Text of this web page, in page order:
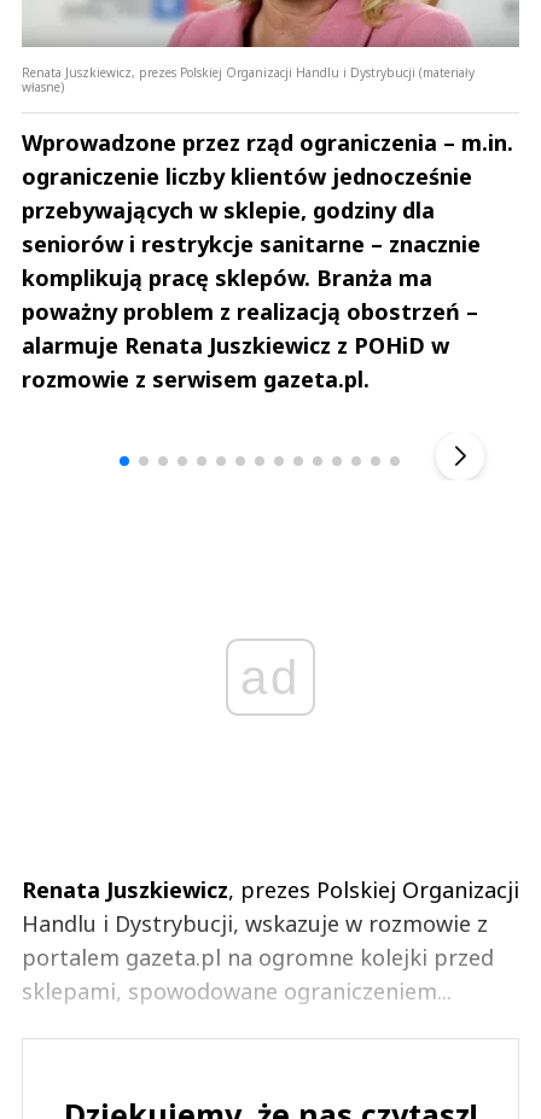
Renata Juszkiewicz, prezes Polskiej Organizacji Handlu i Dystrybucji (materiały
własne)
Wprowadzone przez rząd ograniczenia – m.in.
ograniczenie liczby klientów jednocześnie
przebywających w sklepie, godziny dla
seniorów i restrykcje sanitarne – znacznie
komplikują pracę sklepów. Branża ma
poważny problem z realizacją obostrzeń –
alarmuje Renata Juszkiewicz z POHiD w
rozmowie z serwisem gazeta.pl.
ad
Renata Juszkiewicz, prezes Polskiej Organizacji
Handlu i Dystrybucji, wskazuje w rozmowie z
portalem gazeta.pl na ogromne kolejki przed
sklepami, spowodowane ograniczeniem...